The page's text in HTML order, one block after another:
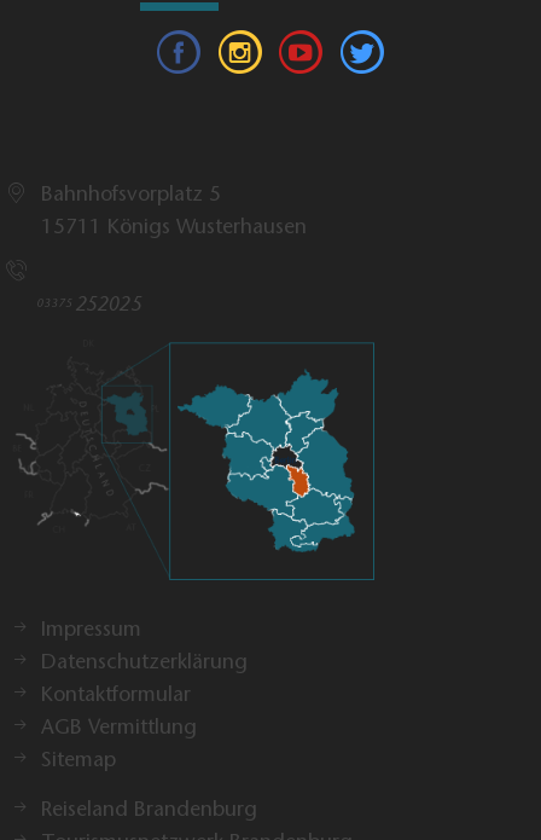
Bahnhofsvorplatz 5​
15711 Königs Wusterhausen
03375 252025​
Impressum
Datenschutzerklärung
Kontaktformular
AGB Vermittlung
Sitemap
Reiseland Brandenburg